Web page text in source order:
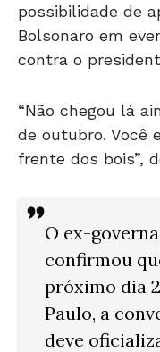
possibilidade de
Bolsonaro em
contra o
“Não chegou lá
de outubro. Você
frente dos bois”,
O ex-
confirmou
próximo dia
Paulo, a
deve